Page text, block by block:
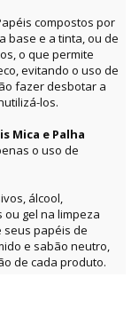
compostos por
base e a tinta, ou de
o que permite
evitando o uso de
fazer desbotar a
los.
Mica e Palha
o uso de
álcool,
gel na limpeza
seus papéis de
e sabão neutro,
de cada produto.